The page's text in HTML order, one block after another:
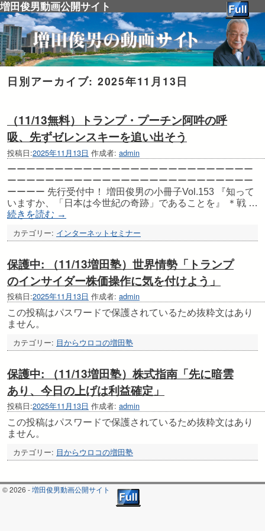
増田俊男動画公開サイト
日別アーカイブ: 2025年11月13日
（11/13無料）トランプ・プーチン阿吽の呼
吸、先ずゼレンスキーを追い出そう
投稿日:2025年11月13日 作成者: admin
ーーーーーーーーーーーーーーーーーーーーーーーーーー
ーーーーーーーーーーーーーーーーーーーーーーーーーー
ーーーー 先行受付中！ 増田俊男の小冊子Vol.153 『知って
いますか、「日本は今世紀の奇跡」であることを』 ＊戦 …
続きを読む →
カテゴリー: インターネットセミナー
保護中: （11/13増田塾）世界情勢「トランプ
のインサイダー株価操作に気を付けよう」
投稿日:2025年11月13日 作成者: admin
この投稿はパスワードで保護されているため抜粋文はあり
ません。
カテゴリー: 目からウロコの増田塾
保護中: （11/13増田塾）株式指南「先に暗雲
あり、今日の上げは利益確定」
投稿日:2025年11月13日 作成者: admin
この投稿はパスワードで保護されているため抜粋文はあり
ません。
カテゴリー: 目からウロコの増田塾
© 2026 -増田俊男動画公開サイト